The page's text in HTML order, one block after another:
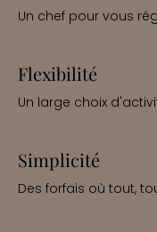
Un chef pour vous
Flexibilité
Un large choix
Simplicité
Des forfais où tout,